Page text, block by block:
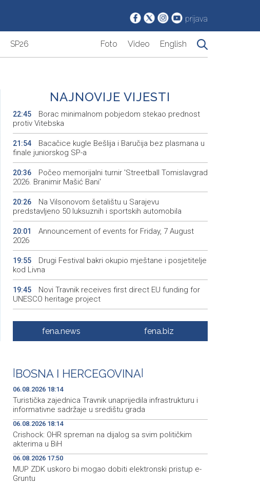
prijava
SP26 Foto Video English
NAJNOVIJE VIJESTI
22:45
Borac minimalnom pobjedom stekao prednost
protiv Vitebska
21:54
Bacačice kugle Bešlija i Baručija bez plasmana u
finale juniorskog SP-a
20:36
Počeo memorijalni turnir 'Streetball Tomislavgrad
2026. Branimir Mašić Bani'
20:26
Na Vilsonovom šetalištu u Sarajevu
predstavljeno 50 luksuznih i sportskih automobila
20:01
Announcement of events for Friday, 7 August
2026
19:55
Drugi Festival bakri okupio mještane i posjetitelje
kod Livna
19:45
Novi Travnik receives first direct EU funding for
UNESCO heritage project
Crishock: OHR maintains an open dialogue with
all political stakeholders in BiH
19:29
Španska krajnja ljevica i desnica ujedinjene protiv
Maroka kao suorganizatora SP 2030.
fena.news fena.biz
BOSNA I HERCEGOVINA
06.08.2026 18:14
Turistička zajednica Travnik unaprijedila infrastrukturu i
informativne sadržaje u središtu grada
06.08.2026 18:14
Crishock: OHR spreman na dijalog sa svim političkim
akterima u BiH
06.08.2026 17:50
MUP ZDK uskoro bi mogao dobiti elektronski pristup e-
Gruntu